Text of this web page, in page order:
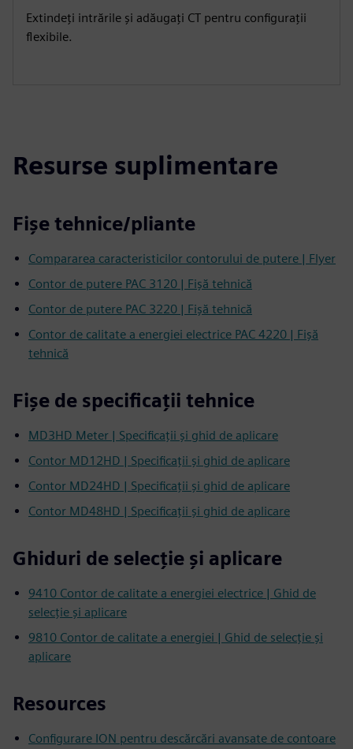
Extindeți intrările și adăugați CT pentru configurații
flexibile.
Resurse suplimentare
Fișe tehnice/pliante
Compararea caracteristicilor contorului de putere | Flyer
Contor de putere PAC 3120 | Fișă tehnică
Contor de putere PAC 3220 | Fișă tehnică
Contor de calitate a energiei electrice PAC 4220 | Fișă
tehnică
Fișe de specificații tehnice
MD3HD Meter | Specificații și ghid de aplicare
Contor MD12HD | Specificații și ghid de aplicare
Contor MD24HD | Specificații și ghid de aplicare
Contor MD48HD | Specificații și ghid de aplicare
Ghiduri de selecție și aplicare
9410 Contor de calitate a energiei electrice | Ghid de
selecție și aplicare
9810 Contor de calitate a energiei | Ghid de selecție și
aplicare
Resources
Configurare ION pentru descărcări avansate de contoare